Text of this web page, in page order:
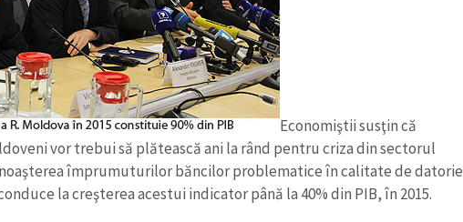
Economiştii susţin că
vor trebui să plătească ani la rând pentru criza din sectorul
împrumuturilor băncilor problematice în calitate de datorie
la creşterea acestui indicator până la 40% din PIB, în 2015.
ȘTIREA MEA
Titlu știre + Adaugă titlu
Fotografie + Încarcă imagine